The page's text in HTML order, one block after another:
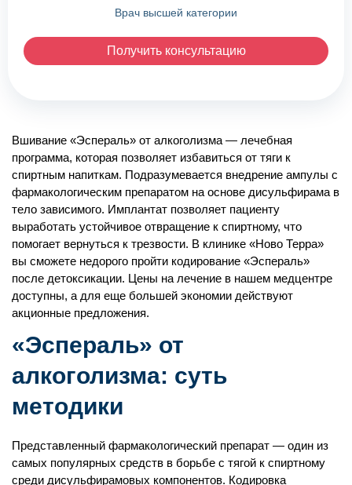
Предварительный сбор анализов
Постановка капельниц (очищающих и
восстанавливающих)
Круглосуточное наблюдение специалистов
3-разовое питание
Наличие душа и туалета в палате
Врач высшей категории
Получить консультацию
Вшивание «Эспераль» от алкоголизма — лечебная
программа, которая позволяет избавиться от тяги к
спиртным напиткам. Подразумевается внедрение ампулы с
фармакологическим препаратом на основе дисульфирама в
тело зависимого. Имплантат позволяет пациенту
выработать устойчивое отвращение к спиртному, что
помогает вернуться к трезвости. В клинике «Ново Терра»
вы сможете недорого пройти кодирование «Эспераль»
после детоксикации. Цены на лечение в нашем медцентре
доступны, а для еще большей экономии действуют
акционные предложения.
«Эспераль» от
алкоголизма: суть
методики
Представленный фармакологический препарат — один из
самых популярных средств в борьбе с тягой к спиртному
среди дисульфирамовых компонентов. Кодировка